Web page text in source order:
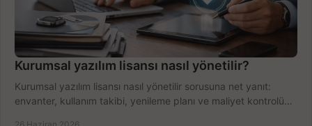
Kurumsal yazılım lisansı nasıl yönetilir?
Kurumsal yazılım lisansı nasıl yönetilir sorusuna net yanıt:
envanter, kullanım takibi, yenileme planı ve maliyet kontrolü